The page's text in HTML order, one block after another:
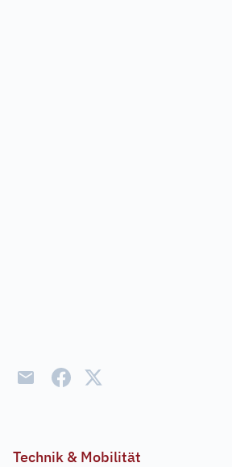
Technik & Mobilität